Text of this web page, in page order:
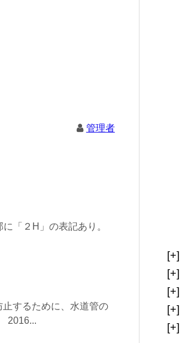
管理者
「２H」の表記あり。
するために、水道管の
2016...
[+]
[+]
[+]
[+]
[+]